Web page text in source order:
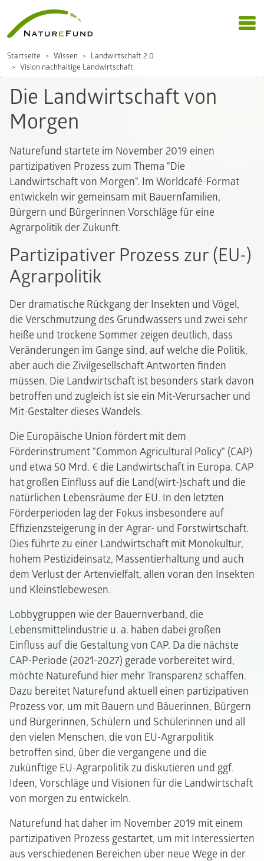
Startseite Wissen
Landwirtschaft 2.0
Vision nachhaltige Landwirtschaft
Die Landwirtschaft von
Morgen
Naturefund startete im November 2019 einen
partizipativen Prozess zum Thema "Die
Landwirtschaft von Morgen". Im Worldcafé-Format
entwickeln wir gemeinsam mit Bauernfamilien,
Bürgern und Bürgerinnen Vorschläge für eine
Agrarpolitik der Zukunft.
Partizipativer Prozess zur (EU-)
Agrarpolitik
Der dramatische Rückgang der Insekten und Vögel,
die Verschmutzung des Grundwassers und zwei sehr
heiße und trockene Sommer zeigen deutlich, dass
Veränderungen im Gange sind, auf welche die Politik,
aber auch die Zivilgesellschaft Antworten finden
müssen. Die Landwirtschaft ist besonders stark davon
betroffen und zugleich ist sie ein Mit-Verursacher und
Mit-Gestalter dieses Wandels.
Die Europäische Union fördert mit dem
Förderinstrument "Common Agricultural Policy" (CAP)
und etwa 50 Mrd. € die Landwirtschaft in Europa. CAP
hat großen Einfluss auf die Land(wirt-)schaft und die
natürlichen Lebensräume der EU. In den letzten
Förderperioden lag der Fokus insbesondere auf
Effizienzsteigerung in der Agrar- und Forstwirtschaft.
Dies führte zu einer Landwirtschaft mit Monokultur,
hohem Pestizideinsatz, Massentierhaltung und auch
dem Verlust der Artenvielfalt, allen voran den Insekten
und Kleinstlebewesen.
Lobbygruppen wie der Bauernverband, die
Lebensmittelindustrie u. a. haben dabei großen
Einfluss auf die Gestaltung von CAP. Da die nächste
CAP-Periode (2021-2027) gerade vorbereitet wird,
möchte Naturefund hier mehr Transparenz schaffen.
Dazu bereitet Naturefund aktuell einen partizipativen
Prozess vor, um mit Bauern und Bäuerinnen, Bürgern
und Bürgerinnen, Schülern und Schülerinnen und all
den vielen Menschen, die von EU-Agrarpolitik
betroffen sind, über die vergangene und die
zukünftige EU-Agrarpolitik zu diskutieren und ggf.
Ideen, Vorschläge und Visionen für die Landwirtschaft
von morgen zu entwickeln.
Naturefund hat daher im November 2019 mit einem
partizipativen Prozess gestartet, um mit Interessierten
aus verschiedenen Bereichen über neue Wege in der